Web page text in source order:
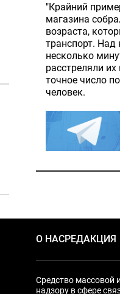
"Крайний
магазина
возраста,
транспорт. Над
несколько
расстреляли
точное число
человек.
О НАСРЕДАКЦИЯ
Средство массовой
надзору в сфере